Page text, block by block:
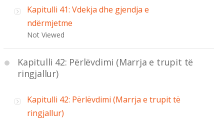
Kapitulli 41: Vdekja dhe gjendja e
ndërmjetme
Not Viewed
Kapitulli 42: Përlëvdimi (Marrja e trupit të
ringjallur)
Kapitulli 42: Përlëvdimi (Marrja e trupit të
ringjallur)